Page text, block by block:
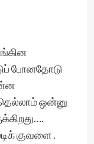
போனதோடு
ஒன்னு
குவளை .